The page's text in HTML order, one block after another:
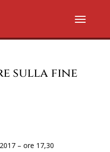
sulla fine
– ore 17,30